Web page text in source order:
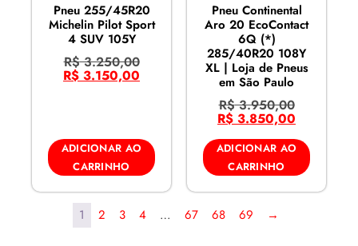
Pneu 255/45R20
Michelin Pilot Sport
4 SUV 105Y
R$3.250,00
R$ 3.150,00
ADICIONAR AO
CARRINHO
Pneu Continental
Aro 20 EcoContact
6Q (*)
285/40R20 108Y
XL | Loja de Pneus
em São Paulo
R$3.950,00
R$ 3.850,00
ADICIONAR AO
CARRINHO
1 2 3 4 … 67 68 69 →